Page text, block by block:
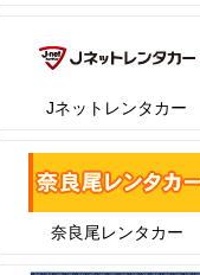
Jネットレンタカー
奈良尾レンタカー